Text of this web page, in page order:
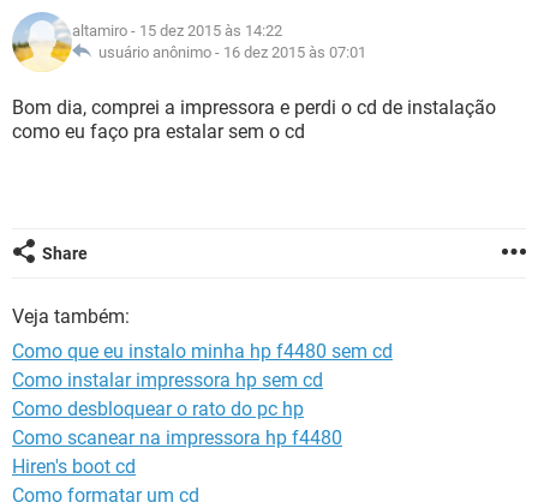
INSTAGRAM
GUIA DE COMPRAS
OUTLOOK
INSTAGRAM
GUIA DE COMPRAS
JOGOS
CELULAR FACEBOOK
INSTAGRAM GMAIL
GLOSSÁRIO
JOGOS
CELULAR FACEBOOK
altamiro - 15 dez 2015 às 14:22
usuário anônimo - 16 dez 2015 às 07:01
Bom dia, comprei a impressora e perdi o cd de instalação
como eu faço pra estalar sem o cd
Share
Veja também:
Como que eu instalo minha hp f4480 sem cd
Como instalar impressora hp sem cd
Como desbloquear o rato do pc hp
Como scanear na impressora hp f4480
Hiren's boot cd
Como formatar um cd